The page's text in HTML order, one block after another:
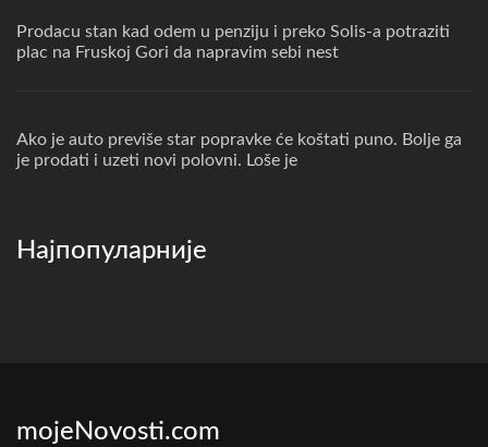
Prodacu stan kad odem u penziju i preko Solis-a potraziti
plac na Fruskoj Gori da napravim sebi nest
Ako je auto previše star popravke će koštati puno. Bolje ga
je prodati i uzeti novi polovni. Loše je
Најпопуларније
mojeNovosti.com